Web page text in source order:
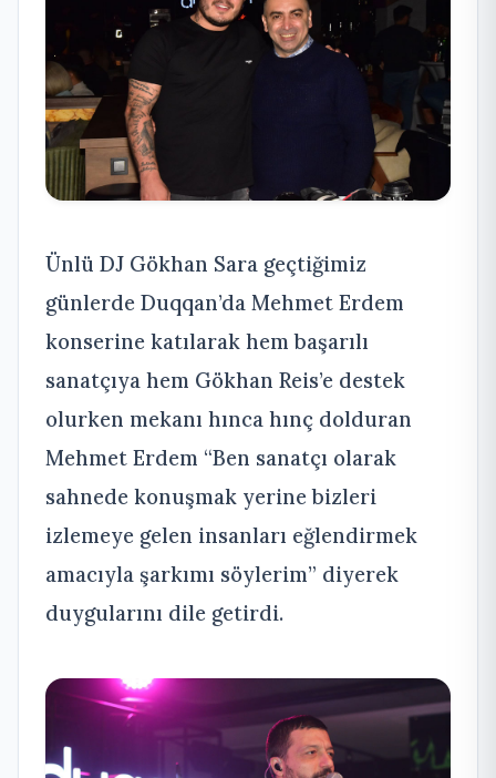
Ünlü DJ Gökhan Sara geçtiğimiz
günlerde Duqqan’da Mehmet Erdem
konserine katılarak hem başarılı
sanatçıya hem Gökhan Reis’e destek
olurken mekanı hınca hınç dolduran
Mehmet Erdem “Ben sanatçı olarak
sahnede konuşmak yerine bizleri
izlemeye gelen insanları eğlendirmek
amacıyla şarkımı söylerim” diyerek
duygularını dile getirdi.